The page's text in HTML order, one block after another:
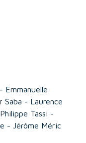
Emmanuelle
- Laurence
Tassi -
- Jérôme Méric